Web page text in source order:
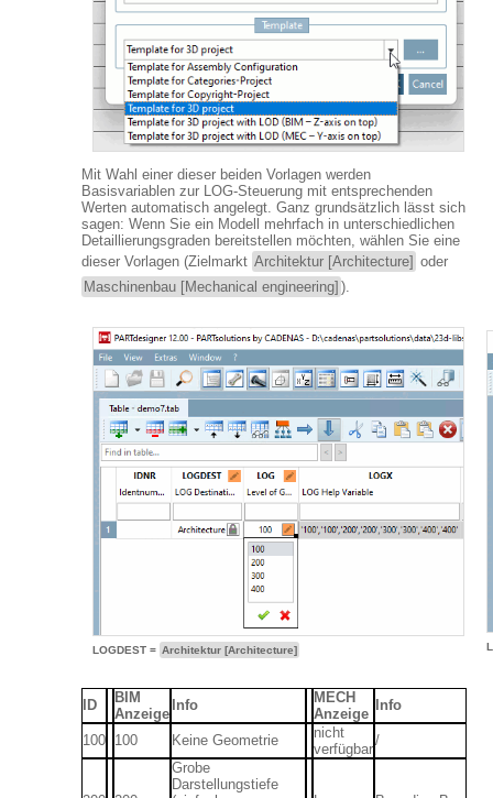
Mit Wahl einer dieser beiden Vorlagen werden
Basisvariablen zur LOG-Steuerung mit entsprechenden
Werten automatisch angelegt. Ganz grundsätzlich lässt sich
sagen: Wenn Sie ein Modell mehrfach in unterschiedlichen
Detaillierungsgraden bereitstellen möchten, wählen Sie eine
dieser Vorlagen (Zielmarkt Architektur [Architecture] oder
Maschinenbau [Mechanical engineering] ).
LOGDEST = Architektur [Architecture]
ID
BIM
Anzeige
Info
MECH
Anzeige
Info
100 100 Keine Geometrie
nicht
verfügbar
/
Grobe
Darstellungstiefe